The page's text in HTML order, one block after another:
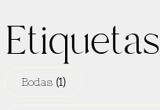
Etiquetas
Bodas(1)